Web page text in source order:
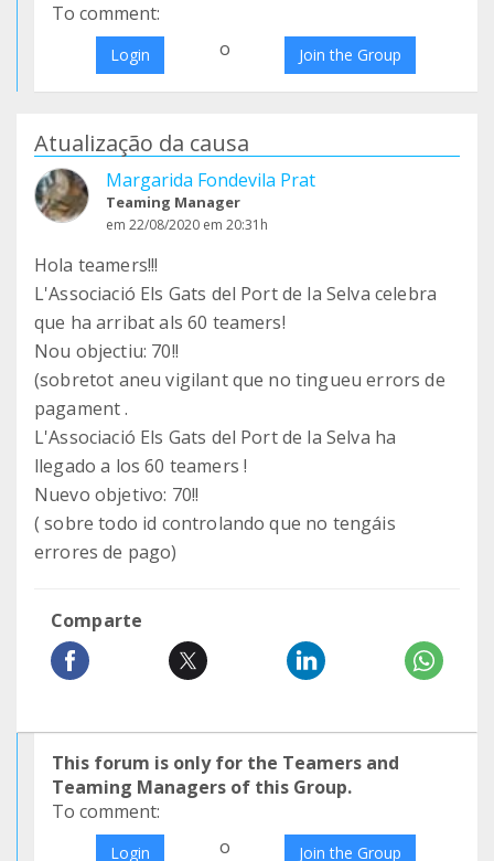
To comment:
Login o Join the Group
Atualização da causa
Margarida Fondevila Prat
Teaming Manager
em 22/08/2020 em 20:31h
Hola teamers!!!
L'Associació Els Gats del Port de la Selva celebra
que ha arribat als 60 teamers!
Nou objectiu: 70!!
(sobretot aneu vigilant que no tingueu errors de
pagament .
L'Associació Els Gats del Port de la Selva ha
llegado a los 60 teamers !
Nuevo objetivo: 70!!
( sobre todo id controlando que no tengáis
errores de pago)
Comparte
This forum is only for the Teamers and
Teaming Managers of this Group.
To comment:
Login o Join the Group